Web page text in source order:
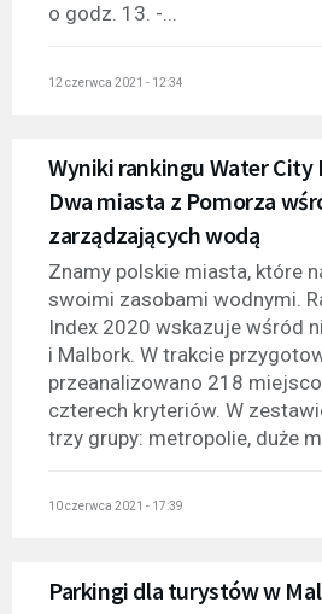
o godz. 13. -...
12 czerwca 2021 - 12:34
Wyniki rankingu Water City
Dwa miasta z Pomorza
zarządzających wodą
Znamy polskie miasta, które
swoimi zasobami wodnymi.
Index 2020 wskazuje wśród
i Malbork. W trakcie
przeanalizowano 218
czterech kryteriów. W
trzy grupy: metropolie, duże
10 czerwca 2021 - 17:39
Parkingi dla turystów w